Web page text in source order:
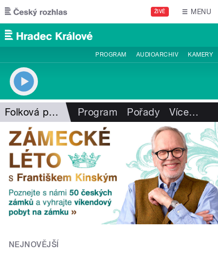
Přejít k hlavnímu obsahu
ŽIVĚ MENU
PROGRAM AUDIOARCHIV KAMERY
Folková pohlazení Program Pořady Více…
NEJNOVĚJŠÍ